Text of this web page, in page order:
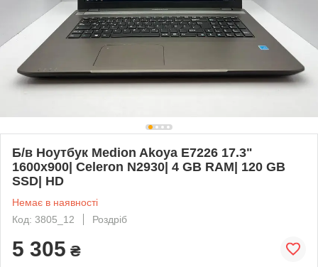
Б/в Ноутбук Medion Akoya E7226 17.3"
1600x900| Celeron N2930| 4 GB RAM| 120 GB
SSD| HD
Немає в наявності
Код: 3805_12
Роздріб
5 305 ₴